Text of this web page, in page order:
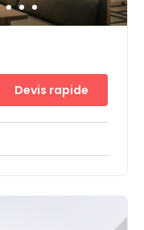
détente
European
In this
Devis rapide